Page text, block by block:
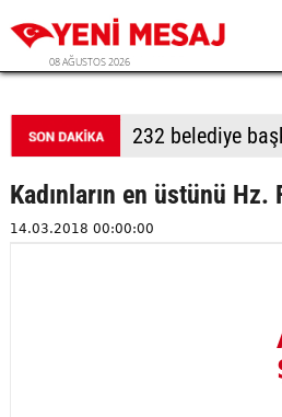
08 AĞUSTOS 2026
Kadınların en üstünü Hz.
14.03.2018 00:00:00